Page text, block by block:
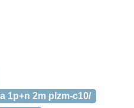
1p+n 2m plzm-c10/